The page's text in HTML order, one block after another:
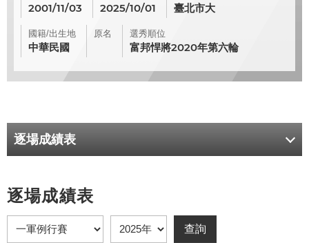
2001/11/03 2025/10/01 臺北市大
國籍/出生地
中華民國
原名 選秀順位
富邦悍將2020年第六輪
逐場成績表
逐場成績表